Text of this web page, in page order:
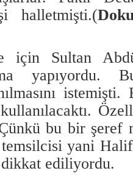
halletmişti.(
için Sultan
bu bir
temsilcisi yani
ediliyordu.